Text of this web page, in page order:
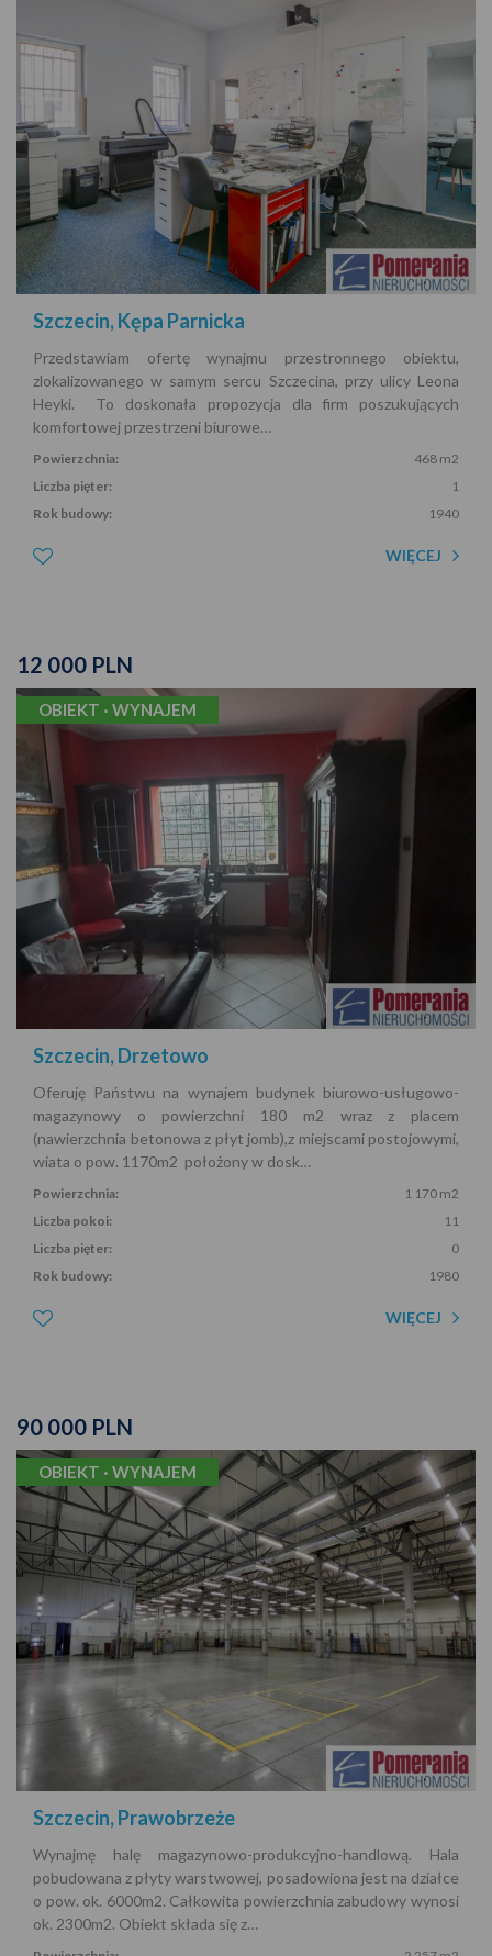
Szczecin, Kępa Parnicka
Przedstawiam ofertę wynajmu przestronnego obiektu,
zlokalizowanego w samym sercu Szczecina, przy ulicy Leona
Heyki. To doskonała propozycja dla firm poszukujących
komfortowej przestrzeni biurowe…
Powierzchnia:
468 m2
Liczba pięter:
1
Rok budowy:
1940
WIĘCEJ
12 000 PLN
OBIEKT · WYNAJEM
Szczecin, Drzetowo
Oferuję Państwu na wynajem budynek biurowo-usługowo-
magazynowy o powierzchni 180 m2 wraz z placem
(nawierzchnia betonowa z płyt jomb),z miejscami postojowymi,
wiata o pow. 1170m2 położony w dosk…
Powierzchnia:
1 170 m2
Liczba pokoi:
11
Liczba pięter:
0
Rok budowy:
1980
WIĘCEJ
90 000 PLN
OBIEKT · WYNAJEM
Szczecin, Prawobrzeże
Wynajmę halę magazynowo-produkcyjno-handlową. Hala
pobudowana z płyty warstwowej, posadowiona jest na działce
o pow. ok. 6000m2. Całkowita powierzchnia zabudowy wynosi
ok. 2300m2. Obiekt składa się z…